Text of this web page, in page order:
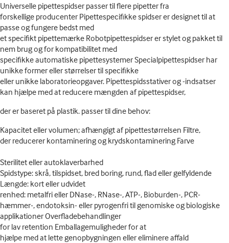
Universelle pipettespidser passer til flere pipetter fra
forskellige producenter Pipettespecifikke spidser er designet til at
passe og fungere bedst med
et specifikt pipettemærke Robotpipettespidser er stylet og pakket til
nem brug og for kompatibilitet med
specifikke automatiske pipettesystemer Specialpipettespidser har
unikke former eller størrelser til specifikke
eller unikke laboratorieopgaver. Pipettespidsstativer og -indsatser
kan hjælpe med at reducere mængden af pipettespidser,
der er baseret på plastik. passer til dine behov:
Kapacitet eller volumen; afhængigt af pipettestørrelsen Filtre,
der reducerer kontaminering og krydskontaminering Farve
Sterilitet eller autoklaverbarhed
Spidstype: skrå, tilspidset, bred boring, rund, flad eller gelfyldende
Længde: kort eller udvidet
renhed: metalfri eller DNase-, RNase-, ATP-, Bioburden-, PCR-
hæmmer-, endotoksin- eller pyrogenfri til genomiske og biologiske
applikationer Overfladebehandlinger
for lav retention Emballagemuligheder for at
hjælpe med at lette genopbygningen eller eliminere affald